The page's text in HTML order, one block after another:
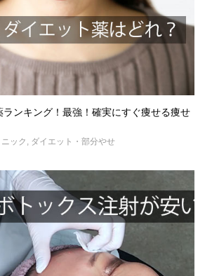
ンキング！最強！確実にすぐ痩せる痩せ
ック , ダイエット・部分やせ